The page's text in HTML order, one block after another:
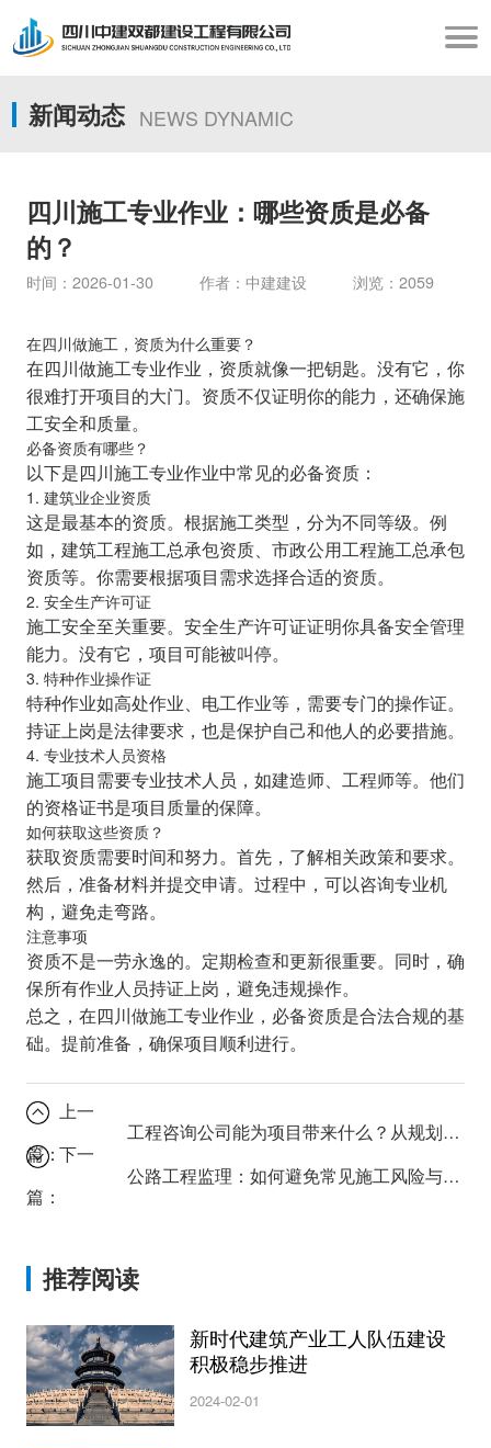
新闻动态 NEWS DYNAMIC
四川施工专业作业：哪些资质是必备
的？
时间：2026-01-30 作者：中建建设 浏览：2059
在四川做施工，资质为什么重要？
在四川做施工专业作业，资质就像一把钥匙。没有它，你
很难打开项目的大门。资质不仅证明你的能力，还确保施
工安全和质量。
必备资质有哪些？
以下是四川施工专业作业中常见的必备资质：
1. 建筑业企业资质
这是最基本的资质。根据施工类型，分为不同等级。例
如，建筑工程施工总承包资质、市政公用工程施工总承包
资质等。你需要根据项目需求选择合适的资质。
2. 安全生产许可证
施工安全至关重要。安全生产许可证证明你具备安全管理
能力。没有它，项目可能被叫停。
3. 特种作业操作证
特种作业如高处作业、电工作业等，需要专门的操作证。
持证上岗是法律要求，也是保护自己和他人的必要措施。
4. 专业技术人员资格
施工项目需要专业技术人员，如建造师、工程师等。他们
的资格证书是项目质量的保障。
如何获取这些资质？
获取资质需要时间和努力。首先，了解相关政策和要求。
然后，准备材料并提交申请。过程中，可以咨询专业机
构，避免走弯路。
注意事项
资质不是一劳永逸的。定期检查和更新很重要。同时，确
保所有作业人员持证上岗，避免违规操作。
总之，在四川做施工专业作业，必备资质是合法合规的基
础。提前准备，确保项目顺利进行。
上一
篇：
工程咨询公司能为项目带来什么？从规划到落地的专业支持
下一
篇：
公路工程监理：如何避免常见施工风险与延误？
推荐阅读
新时代建筑产业工人队伍建设
积极稳步推进
2024-02-01